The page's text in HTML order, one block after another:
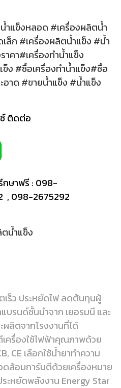
ำแข็งหลอด #เครื่องผลิตน้ำ
ล็ก #เครื่องผลิตน้ำแข็ง #น้ำ
าคา#เครื่องทำน้ำแข็ง
ง #ซื้อเครื่องทำน้ำแข็ง#ซื้อ
อาด #ขายน้ำแข็ง #น้ำแข็ง
ซ์ ติดต่อ
กษาฟรี : 098-
, 098-2675292
น้ำแข็ง
เร็ว ประหยัดไฟ ลดต้นทุนผู้
บรนด์ชั้นนำจาก เยอรมนี และ
ลิตจากโรงงานที่ได้
เครื่องใช้ไฟฟ้าคุณภาพด้วย
CE เลือกใช้น้ำยาทำความ
ล้อมการันตีด้วยเครื่องหมาย
ะหยัดพลังงาน Energy Star